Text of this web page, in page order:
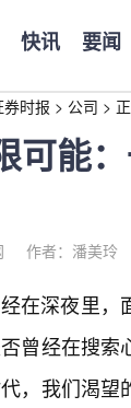
快讯 要闻
券时报 > 公司 >
可能
作者：潘美玲
在深夜里，
曾经在搜
，我们渴望